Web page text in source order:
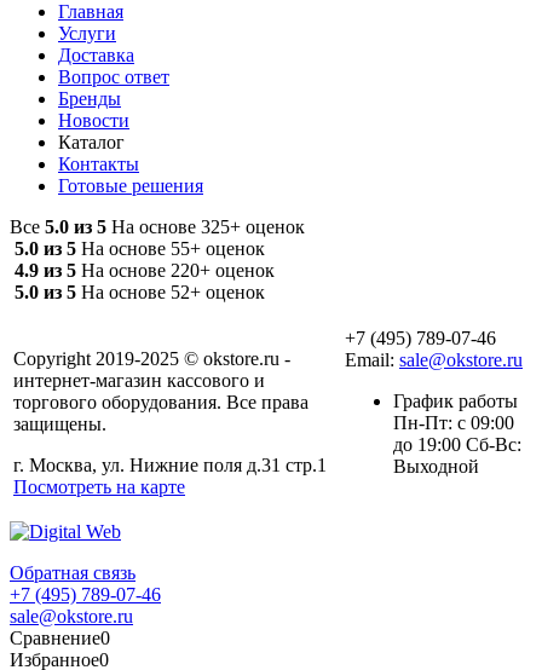
Главная
Услуги
Доставка
Вопрос ответ
Бренды
Новости
Каталог
Контакты
Готовые решения
Все 5.0 из 5 На основе 325+ оценок
5.0 из 5 На основе 55+ оценок
4.9 из 5 На основе 220+ оценок
5.0 из 5 На основе 52+ оценок
Copyright 2019-2025 © okstore.ru -
интернет-магазин кассового и
торгового оборудования. Все права
защищены.
г. Москва, ул. Нижние поля д.31 стр.1
Посмотреть на карте
+7 (495) 789-07-46
Email: sale@okstore.ru
График работы
Пн-Пт: с 09:00
до 19:00 Сб-Вс:
Выходной
Обратная связь
+7 (495) 789-07-46
sale@okstore.ru
Сравнение0
Избранное0